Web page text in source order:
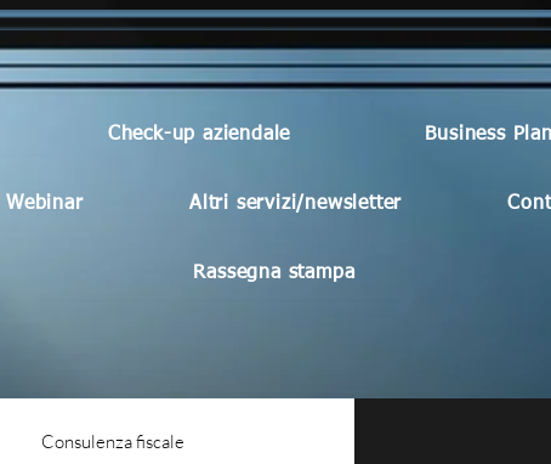
Check-up aziendale Business
Webinar Altri servizi/newsletter
Rassegna stampa
Consulenza fiscale